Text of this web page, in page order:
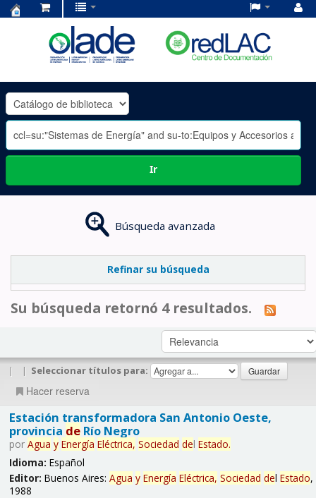
OLADE
-
Ir
Búsqueda avanzada
Refinar su búsqueda
Su búsqueda retornó 4 resultados.
| | Seleccionar títulos para:
Hacer reserva
Estación transformadora San Antonio Oeste,
provincia deRío Negro
por Agua y Energía Eléctrica, Sociedad del Estado.
Idioma: Español
Editor: Buenos Aires: Agua y Energía Eléctrica, Sociedad del Estado,
1988